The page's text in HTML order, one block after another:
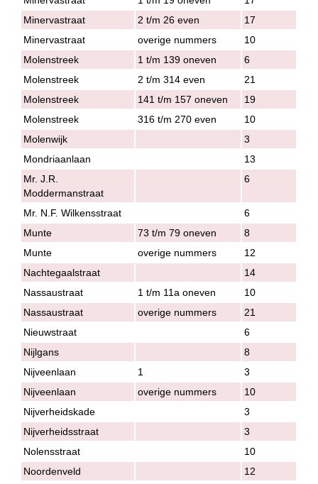
Minervastraat
2 t/m 26 even
17
Minervastraat
overige nummers
10
Molenstreek
1 t/m 139 oneven
6
Molenstreek
2 t/m 314 even
21
Molenstreek
141 t/m 157 oneven
19
Molenstreek
316 t/m 270 even
10
Molenwijk
3
Mondriaanlaan
13
Mr. J.R.
Moddermanstraat
6
Mr. N.F. Wilkensstraat
6
Munte
73 t/m 79 oneven
8
Munte
overige nummers
12
Nachtegaalstraat
14
Nassaustraat
1 t/m 11a oneven
10
Nassaustraat
overige nummers
21
Nieuwstraat
6
Nijlgans
8
Nijveenlaan
1
3
Nijveenlaan
overige nummers
10
Nijverheidskade
3
Nijverheidsstraat
3
Nolensstraat
10
Noordenveld
12